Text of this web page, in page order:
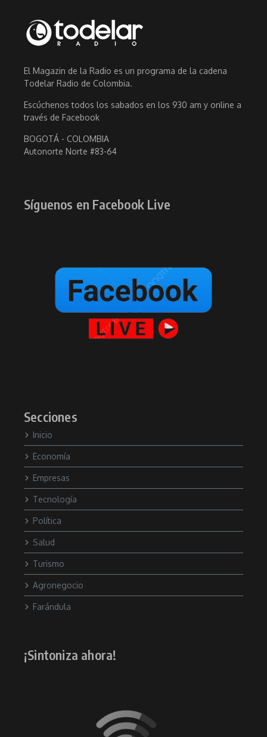
El Magazin de la Radio es un programa de la cadena
Todelar Radio de Colombia.
Escúchenos todos los sabados en los 930 am y online a
través de Facebook
BOGOTÁ - COLOMBIA
Autonorte Norte #83-64
Síguenos en Facebook Live
Secciones
Inicio
Economía
Empresas
Tecnología
Política
Salud
Turismo
Agronegocio
Farándula
¡Sintoniza ahora!